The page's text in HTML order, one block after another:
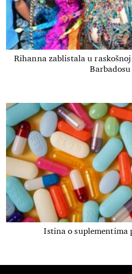
Rihanna zablistala u
Barbadosu
Istina o suplementima